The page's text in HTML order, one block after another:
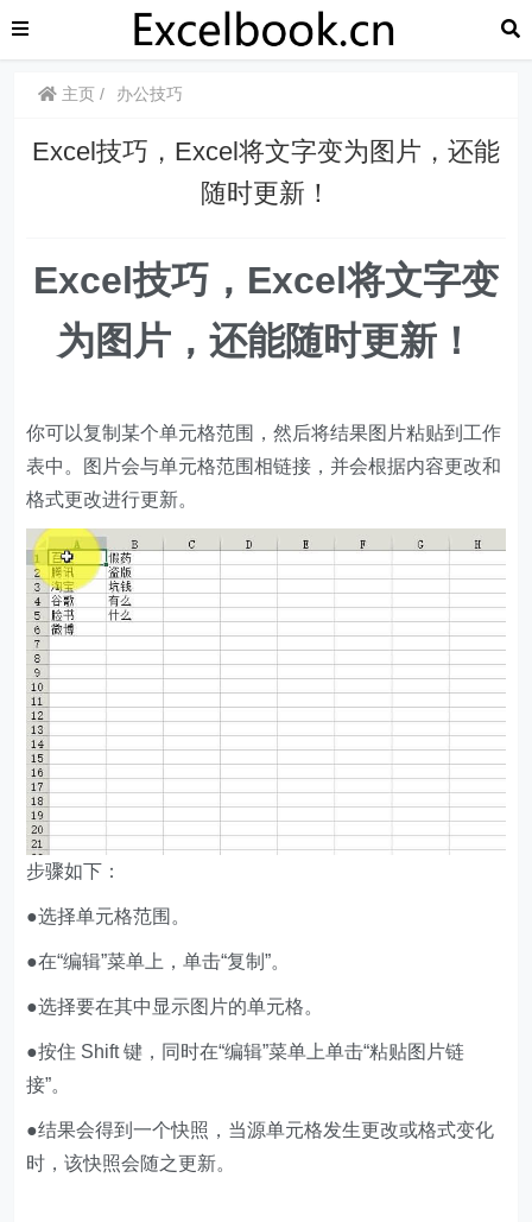
主页 办公技巧
​​Excel技巧，Excel将文字变为图片，还能
随时更新！
​​​​Excel技巧， Excel将文字变
为图片，还能随时更新！
你可以复制某个单元格范围，然后将结果图片粘贴到工作
表中。图片会与单元格范围相链接，并会根据内容更改和
格式更改进行更新。
步骤如下：
●选择单元格范围。
●在“编辑”菜单上，单击“复制”。
●选择要在其中显示图片的单元格。
●按住 Shift 键，同时在“编辑”菜单上单击“粘贴图片链
接”。
●结果会得到一个快照，当源单元格发生更改或格式变化
时，该快照会随之更新。